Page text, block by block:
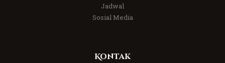
Jadwal
Sosial Media
Kontak